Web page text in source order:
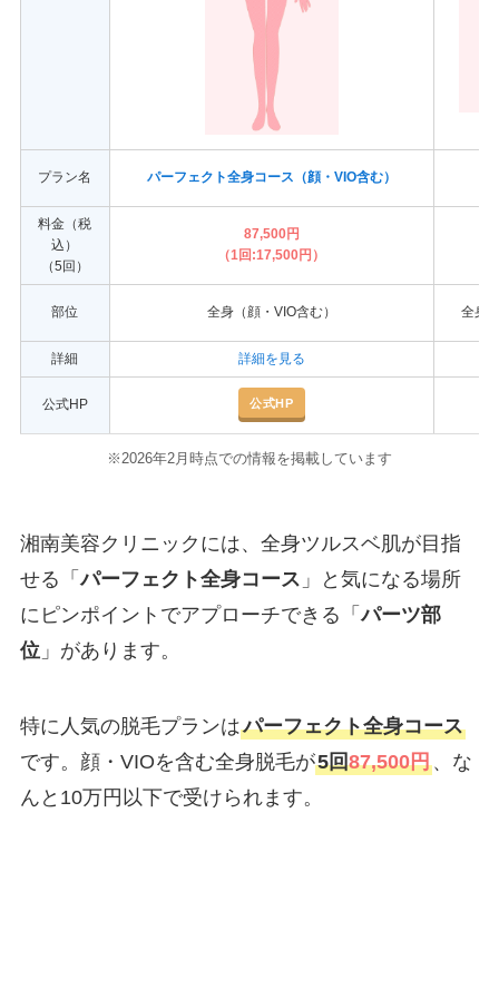
プラン名 パーフェクト全身コース（顔・VIO含む）
料金（税
込）
（5回）
87,500円
（1回:17,500円）
部位 全身（顔・VIO含む） 全身
詳細 詳細を見る
公式HP 公式HP
※2026年2月時点での情報を掲載しています
湘南美容クリニックには、全身ツルスベ肌が目指
せる「パーフェクト全身コース 」と気になる場所
にピンポイントでアプローチできる「パーツ部
位」があります。
特に人気の脱毛プランはパーフェクト全身コース
です。顔・VIOを含む全身脱毛が5回87,500円、な
んと10万円以下で受けられます。